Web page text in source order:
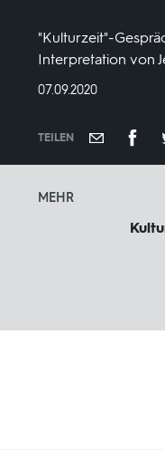
"Kulturzeit"-
Interpretation von
DATUM:
07.09.2020
TEILEN
MEHR